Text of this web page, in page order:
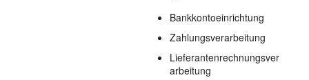
Bankkontoeinrichtung
Zahlungsverarbeitung
Lieferantenrechnungsver
arbeitung